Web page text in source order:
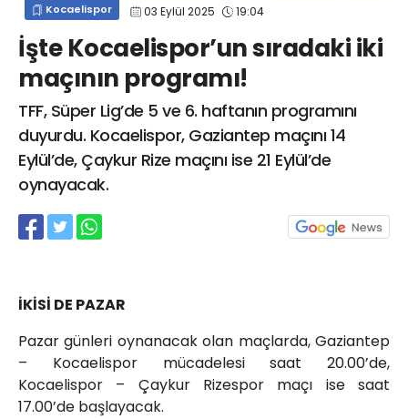
Kocaelispor 03 Eylül 2025 19:04
İşte Kocaelispor’un sıradaki iki
maçının programı!
TFF, Süper Lig’de 5 ve 6. haftanın programını
duyurdu. Kocaelispor, Gaziantep maçını 14
Eylül’de, Çaykur Rize maçını ise 21 Eylül’de
oynayacak.
İKİSİ DE PAZAR
Pazar günleri oynanacak olan maçlarda, Gaziantep
– Kocaelispor mücadelesi saat 20.00’de,
Kocaelispor – Çaykur Rizespor maçı ise saat
17.00’de başlayacak.
info@spor41.com